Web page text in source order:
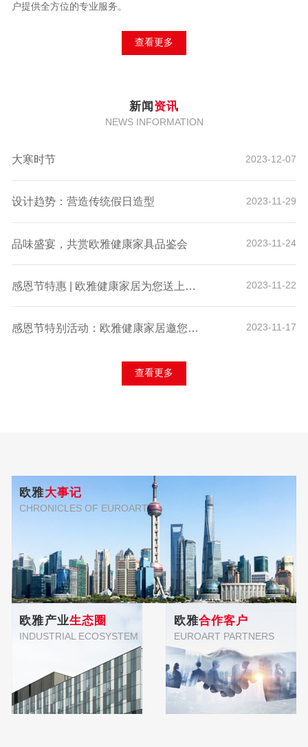
户提供全方位的专业服务。
查看更多
新闻 资讯
NEWS INFORMATION
大寒时节 2023-12-07
设计趋势：营造传统假日造型 2023-11-29
品味盛宴，共赏欧雅健康家具品鉴会 2023-11-24
感恩节特惠 | 欧雅健康家居为您送上诚挚的感谢与独家折扣！ 2023-11-22
感恩节特别活动：欧雅健康家居邀您体验科技舒适，赢取专属好礼！ 2023-11-17
查看更多
欧雅大事记
CHRONICLES OF EUROART
欧雅产业生态圈
INDUSTRIAL ECOSYSTEM
欧雅合作客户
EUROART PARTNERS